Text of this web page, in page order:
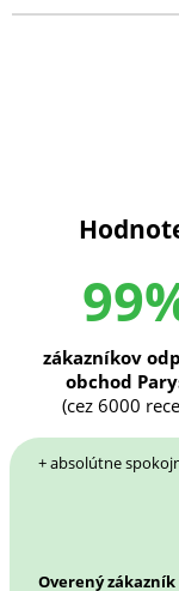
zákazníkov
obchod
(cez 6000
+ absolútne
Overený zákazník